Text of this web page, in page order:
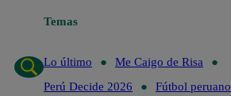
Temas
Lo último
Me Caigo de Risa
Perú Decide 2026
Fútbol peruano